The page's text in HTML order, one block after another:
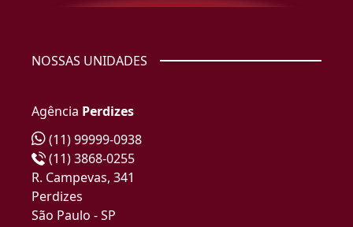
NOSSAS UNIDADES
Agência Perdizes
(11) 99999-0938
(11) 3868-0255
R. Campevas, 341
Perdizes
São Paulo - SP